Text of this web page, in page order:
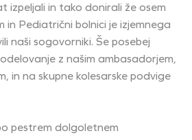
izpeljali in tako donirali že osem
in Pediatrični bolnici je izjemnega
naši sogovorniki. Še posebej
z našim ambasadorjem,
in na skupne kolesarske podvige
pestrem dolgoletnem